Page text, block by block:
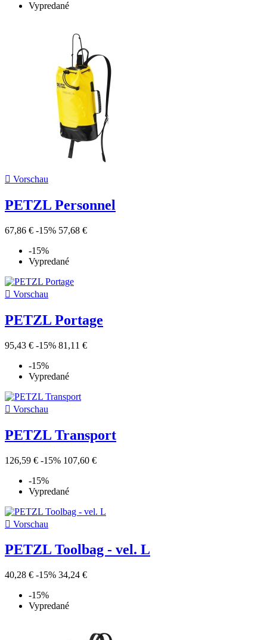
Vypredané
 Vorschau
PETZL Personnel
67,86 € -15% 57,68 €
-15%
Vypredané
 Vorschau
PETZL Portage
95,43 € -15% 81,11 €
-15%
Vypredané
 Vorschau
PETZL Transport
126,59 € -15% 107,60 €
-15%
Vypredané
 Vorschau
PETZL Toolbag - vel. L
40,28 € -15% 34,24 €
-15%
Vypredané